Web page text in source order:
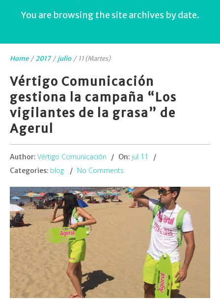
You are browsing the site archives by date.
Home /2017 /julio / 11 (Martes)
Vértigo Comunicación
gestiona la campaña “Los
vigilantes de la grasa” de
Agerul
Author: Vértigo Comunicación On: jul 11
Categories: blog No Comments